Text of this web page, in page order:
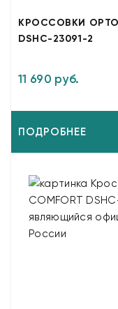
КРОССОВКИ
DSHC-23091-2
11 690 руб.
ПОДРОБНЕЕ